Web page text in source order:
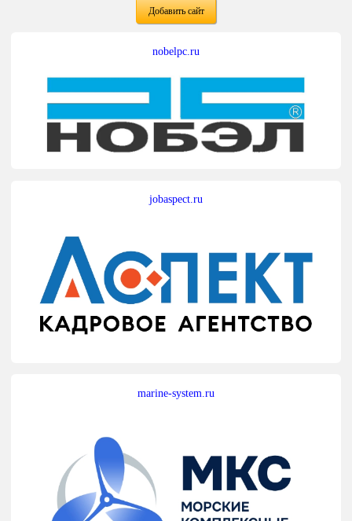
Добавить сайт
nobelpc.ru
jobaspect.ru
marine-system.ru